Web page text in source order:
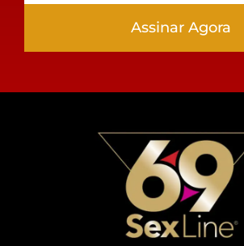
Assinar Agora